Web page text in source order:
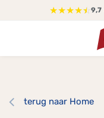
★★★★☆9,7
terug naar Home